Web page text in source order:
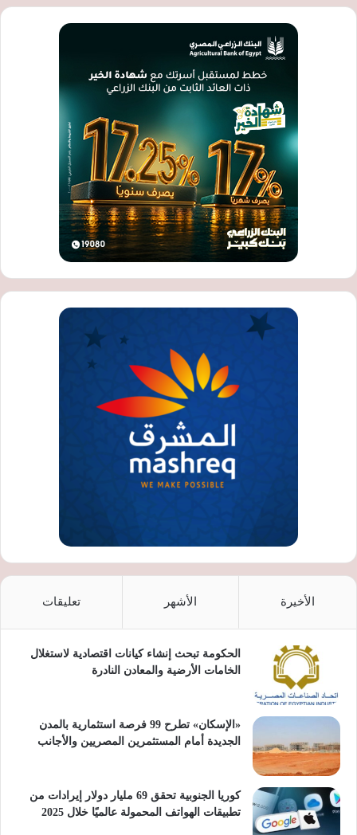
الأخيرة الأشهر تعليقات
الحكومة تبحث إنشاء كيانات اقتصادية لاستغلال
الخامات الأرضية والمعادن النادرة
«الإسكان» تطرح 99 فرصة استثمارية بالمدن
الجديدة أمام المستثمرين المصريين والأجانب
كوريا الجنوبية تحقق 69 مليار دولار إيرادات من
تطبيقات الهواتف المحمولة عالميًا خلال 2025